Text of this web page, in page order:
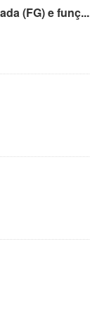
(FG) e funç...